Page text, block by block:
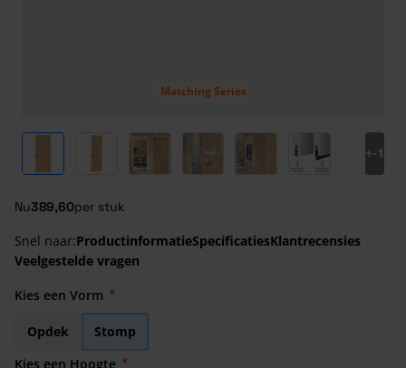
Matching Series
View larger imageView larger imageView larger imageView larger imageView larger image
View larger
+-1
Nu389,60per stuk
Snel naar:ProductinformatieSpecificatiesKlantrecensies
Veelgestelde vragen
Kies een Vorm
Opdek
Stomp
Kies een Hoogte